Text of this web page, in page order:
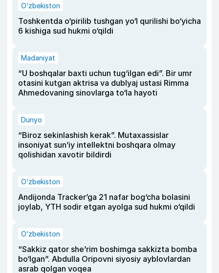
O‘zbekiston
Toshkentda o‘pirilib tushgan yo‘l qurilishi bo‘yicha
6 kishiga sud hukmi o‘qildi
Madaniyat
“U boshqalar baxti uchun tug‘ilgan edi”. Bir umr
otasini kutgan aktrisa va dublyaj ustasi Rimma
Ahmedovaning sinovlarga to‘la hayoti
Dunyo
“Biroz sekinlashish kerak”. Mutaxassislar
insoniyat sun’iy intellektni boshqara olmay
qolishidan xavotir bildirdi
O‘zbekiston
Andijonda Tracker’ga 21 nafar bog‘cha bolasini
joylab, YTH sodir etgan ayolga sud hukmi o‘qildi
O‘zbekiston
“Sakkiz qator she’rim boshimga sakkizta bomba
bo‘lgan”. Abdulla Oripovni siyosiy ayblovlardan
asrab qolgan voqea